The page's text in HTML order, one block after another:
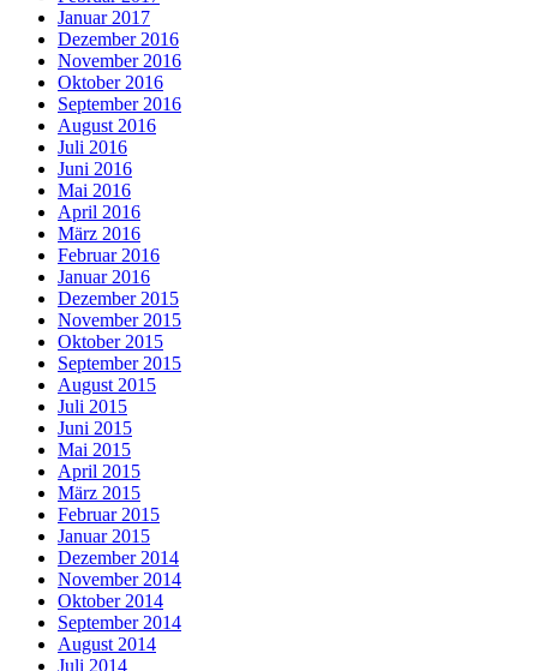
Januar 2017
Dezember 2016
November 2016
Oktober 2016
September 2016
August 2016
Juli 2016
Juni 2016
Mai 2016
April 2016
März 2016
Februar 2016
Januar 2016
Dezember 2015
November 2015
Oktober 2015
September 2015
August 2015
Juli 2015
Juni 2015
Mai 2015
April 2015
März 2015
Februar 2015
Januar 2015
Dezember 2014
November 2014
Oktober 2014
September 2014
August 2014
Juli 2014